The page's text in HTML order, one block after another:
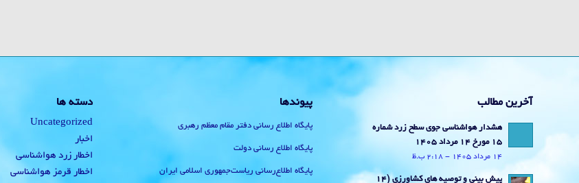
آخرین مطالب
هشدار هواشناسی جوی سطح زرد شماره
15 مورخ 14 مرداد 1405
14 مرداد 1405 - 2:18 ب.ظ
پیش بینی و توصیه های کشاورزی (14
پیوندها
پایگاه اطلاع رسانی دفتر مقام معظم رهبری
پایگاه اطلاع رسانی دولت
پایگاه اطلاع‌رسانی ریاست‌جمهوری اسلامی ایران
دسته ها
Uncategorized
اخبار
اخطار زرد هواشناسی
اخطار قرمز هواشناسی